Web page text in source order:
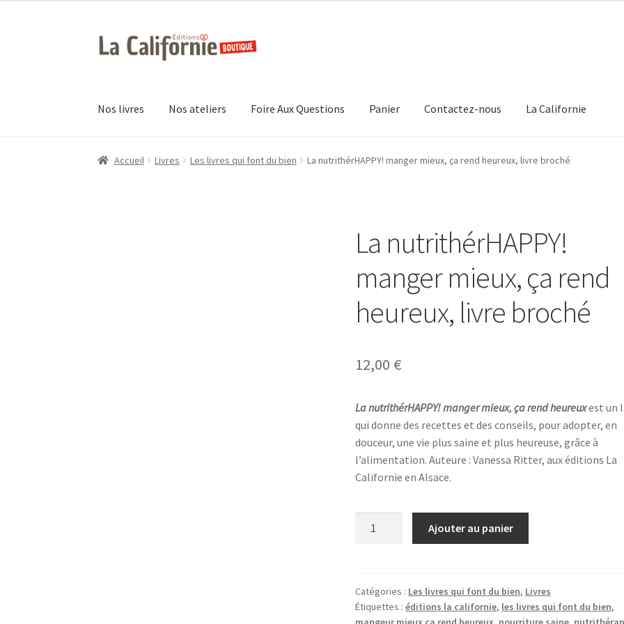
Aller
à
Aller
au
Nos livres Nos ateliers Foire Aux Questions Panier Contactez-nous La Californie
Accueil Livres Les livres qui font du bien La nutrithérHAPPY! manger mieux, ça rend heureux, livre broché
La nutrithérHAPPY!
manger mieux, ça rend
heureux, livre broché
12,00 €
La nutrithérHAPPY! manger mieux, ça rend heureuxest un
qui donne des recettes et des conseils, pour adopter, en
douceur, une vie plus saine et plus heureuse, grâce à
l’alimentation. Auteure : Vanessa Ritter, aux éditions La
Californie en Alsace.
manger
mieux,
Ajouter au panier
Catégories : Les livres qui font du bien, Livres
Étiquettes :éditions la californie, les livres qui font du bien,